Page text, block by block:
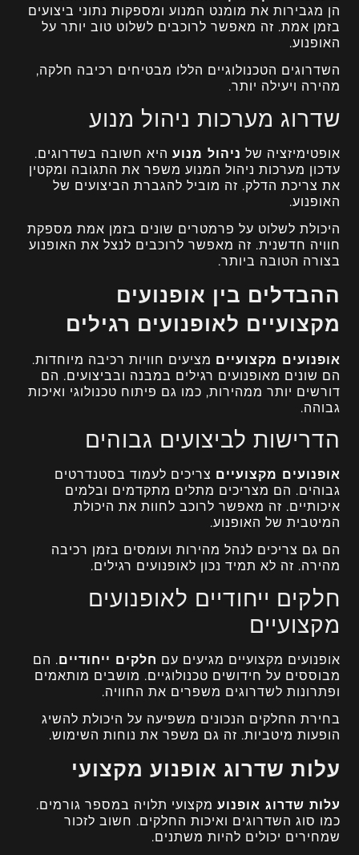
הן מגבירות את מומנט המנוע ומספקות נתוני ביצועים
בזמן אמת. זה מאפשר לרוכבים לשלוט טוב יותר על
האופנוע.
השדרוגים הטכנולוגיים הללו מבטיחים רכיבה חלקה,
מהירה ויעילה יותר.
שדרוג מערכות ניהול מנוע
אופטימיזציה של ניהול מנוע היא חשובה בשדרוגים.
עדכון מערכות ניהול המנוע משפר את התגובה ומקטין
את צריכת הדלק. זה מוביל להגברת הביצועים של
האופנוע.
היכולת לשלוט על פרמטרים שונים בזמן אמת מספקת
חוויה חדשנית. זה מאפשר לרוכבים לנצל את האופנוע
בצורה הטובה ביותר.
ההבדלים בין אופנועים
מקצועיים לאופנועים רגילים
אופנועים מקצועיים מציעים חוויות רכיבה מיוחדות.
הם שונים מאופנועים רגילים במבנה ובביצועים. הם
דורשים יותר ממהירות, כמו גם פיתוח טכנולוגי ואיכות
גבוהה.
הדרישות לביצועים גבוהים
אופנועים מקצועיים צריכים לעמוד בסטנדרטים
גבוהים. הם מצריכים מתלים מתקדמים ובלמים
איכותיים. זה מאפשר לרוכב לחוות את היכולת
המיטבית של האופנוע.
הם גם צריכים לנהל מהירות ועומסים בזמן רכיבה
מהירה. זה לא תמיד נכון לאופנועים רגילים.
חלקים ייחודיים לאופנועים
מקצועיים
אופנועים מקצועיים מגיעים עם חלקים ייחודיים. הם
מבוססים על חידושים טכנולוגיים. מושבים מותאמים
ופתרונות לשדרוגים משפרים את החוויה.
בחירת החלקים הנכונים משפיעה על היכולת להשיג
הופעות מיטביות. זה גם משפר את נוחות השימוש.
עלות שדרוג אופנוע מקצועי
עלות שדרוג אופנוע מקצועי תלויה במספר גורמים.
כמו סוג השדרוגים ואיכות החלקים. חשוב לזכור
שמחירים יכולים להיות משתנים.